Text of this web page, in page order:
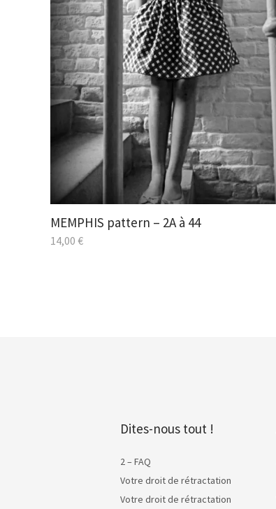
MEMPHIS pattern – 2A à 44
14,00 €
Dites-nous tout !
2 – FAQ
Votre droit de rétractation
Votre droit de rétractation